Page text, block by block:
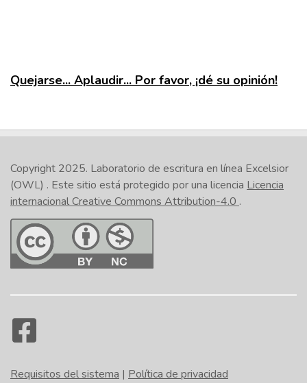
Quejarse... Aplaudir... Por favor, ¡dé su opinión!
Copyright 2025. Laboratorio de escritura en línea Excelsior
(OWL) . Este sitio está protegido por una licencia Licencia
internacional Creative Commons Attribution-4.0 .
Requisitos del sistema | Política de privacidad